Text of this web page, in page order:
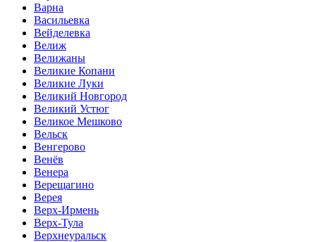
Варна
Васильевка
Вейделевка
Велиж
Велижаны
Великие Копани
Великие Луки
Великий Новгород
Великий Устюг
Великое Мешково
Вельск
Венгерово
Венёв
Венера
Верещагино
Верея
Верх-Ирмень
Верх-Тула
Верхнеуральск